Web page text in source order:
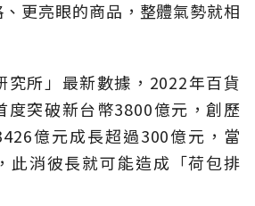
更亮眼的商品，整體氣勢就相
究所」最新數據，2022年百貨
度突破新台幣3800億元，創歷
億元成長超過300億元，當
此消彼長就可能造成「荷包排